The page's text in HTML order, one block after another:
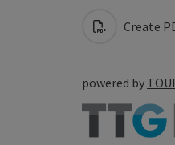
Create
powered by